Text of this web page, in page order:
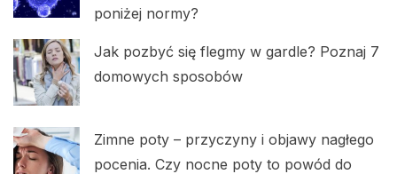
poniżej normy?
Jak pozbyć się flegmy w gardle? Poznaj 7
domowych sposobów
Zimne poty – przyczyny i objawy nagłego
pocenia. Czy nocne poty to powód do